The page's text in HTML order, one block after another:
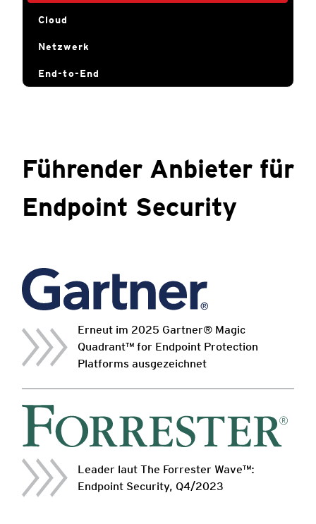
Cloud
Netzwerk
End-to-End
Führender Anbieter für
Endpoint Security
Erneut im 2025 Gartner® Magic
Quadrant™ for Endpoint Protection
Platforms ausgezeichnet
Leader laut The Forrester Wave™:
Endpoint Security, Q4/2023